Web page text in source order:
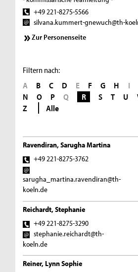
+49 221-8275-5566
silvana.kummert-gnewuch@th-
Zur Personenseite
Filtern nach:
A B C D E F G H I
N
O P Q R S T U
Z
Alle
Ravendiran, Sarugha Martina
+49 221-8275-3762
sarugha_martina.ravendiran@th-
koeln.de
Reichardt, Stephanie
+49 221-8275-3290
stephanie.reichardt@th-
koeln.de
Reiner, Lynn Sophie